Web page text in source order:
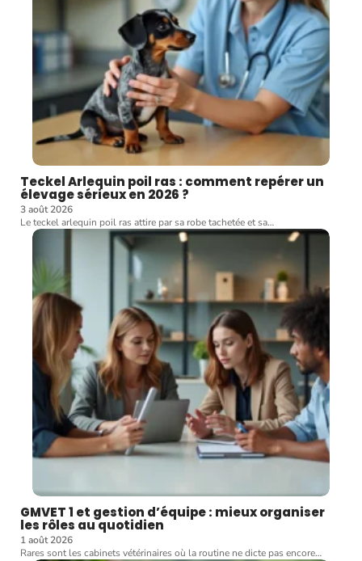
Teckel Arlequin poil ras : comment repérer un
élevage sérieux en 2026 ?
3 août 2026
Le teckel arlequin poil ras attire par sa robe tachetée et sa…
GMVET 1 et gestion d’équipe : mieux organiser
les rôles au quotidien
1 août 2026
Rares sont les cabinets vétérinaires où la routine ne dicte pas encore…